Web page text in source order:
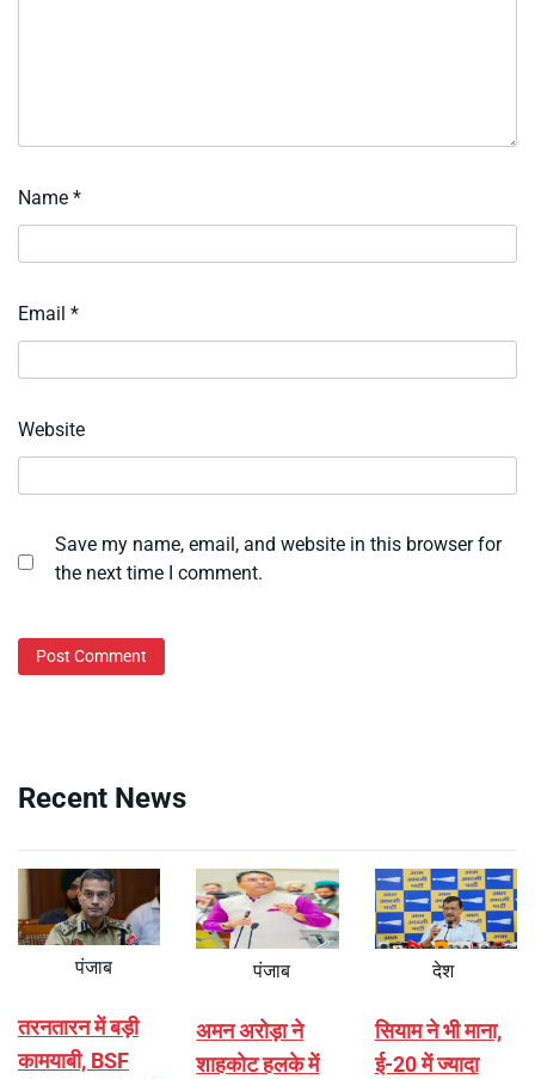
Name *
Email *
Website
Save my name, email, and website in this browser for
the next time I comment.
Recent News
पंजाब
तरनतारन में बड़ी
कामयाबी, BSF
पंजाब
अमन अरोड़ा ने
शाहकोट हलके में
देश
सियाम ने भी माना,
ई-20 में ज्यादा